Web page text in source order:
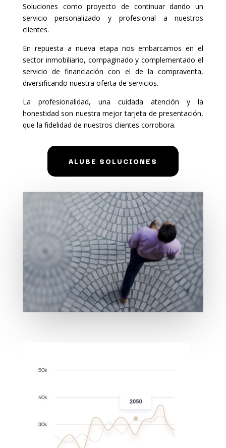
Soluciones como proyecto de continuar dando un
servicio personalizado y profesional a nuestros
clientes.
En repuesta a nueva etapa nos embarcamos en el
sector inmobiliario, compaginado y complementado el
servicio de financiación con el de la compraventa,
diversificando nuestra oferta de servicios.
La profesionalidad, una cuidada atención y la
honestidad son nuestra mejor tarjeta de presentación,
que la fidelidad de nuestros clientes corrobora.
ALUBE SOLUCIONES